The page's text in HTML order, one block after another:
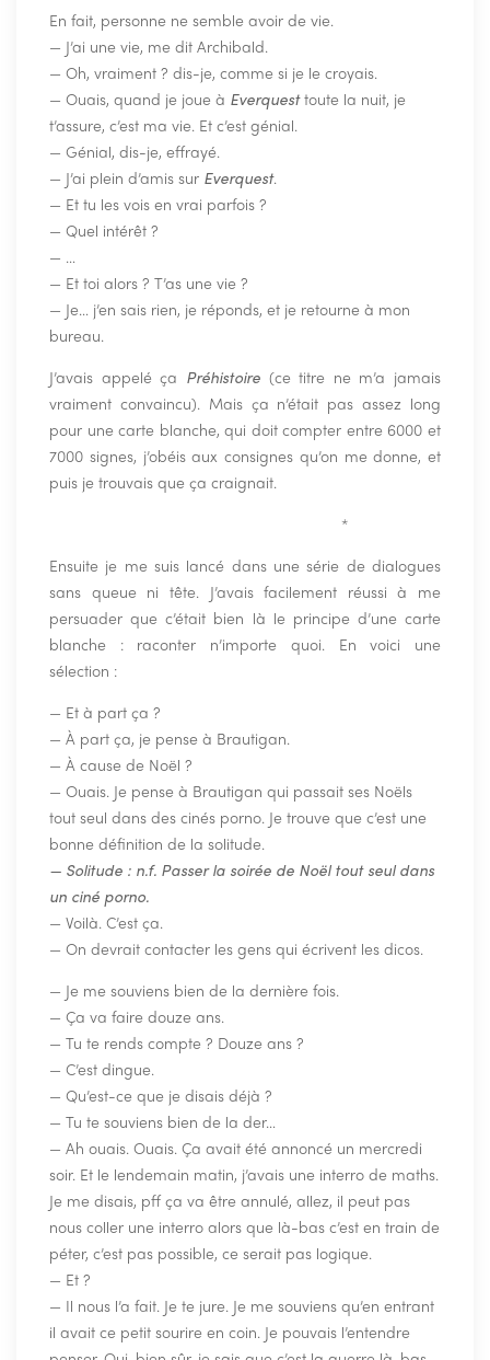
En fait, personne ne semble avoir de vie.
— J’ai une vie, me dit Archibald.
— Oh, vraiment ? dis-je, comme si je le croyais.
— Ouais, quand je joue à Everquesttoute la nuit, je
t’assure, c’est ma vie. Et c’est génial.
— Génial, dis-je, effrayé.
— J’ai plein d’amis sur Everquest.
— Et tu les vois en vrai parfois ?
— Quel intérêt ?
— …
— Et toi alors ? T’as une vie ?
— Je… j’en sais rien, je réponds, et je retourne à mon
bureau.
J’avais appelé ça Préhistoire(ce titre ne m’a jamais
vraiment convaincu). Mais ça n’était pas assez long
pour une carte blanche, qui doit compter entre 6000 et
7000 signes, j’obéis aux consignes qu’on me donne, et
puis je trouvais que ça craignait.
*
Ensuite je me suis lancé dans une série de dialogues
sans queue ni tête. J’avais facilement réussi à me
persuader que c’était bien là le principe d’une carte
blanche : raconter n’importe quoi. En voici une
sélection :
— Et à part ça ?
— À part ça, je pense à Brautigan.
— À cause de Noël ?
— Ouais. Je pense à Brautigan qui passait ses Noëls
tout seul dans des cinés porno. Je trouve que c’est une
bonne définition de la solitude.
— Solitude : n.f. Passer la soirée de Noël tout seul dans
un ciné porno.
— Voilà. C’est ça.
— On devrait contacter les gens qui écrivent les dicos.
— Je me souviens bien de la dernière fois.
— Ça va faire douze ans.
— Tu te rends compte ? Douze ans ?
— C’est dingue.
— Qu’est-ce que je disais déjà ?
— Tu te souviens bien de la der…
— Ah ouais. Ouais. Ça avait été annoncé un mercredi
soir. Et le lendemain matin, j’avais une interro de maths.
Je me disais, pff ça va être annulé, allez, il peut pas
nous coller une interro alors que là-bas c’est en train de
péter, c’est pas possible, ce serait pas logique.
— Et ?
— Il nous l’a fait. Je te jure. Je me souviens qu’en entrant
il avait ce petit sourire en coin. Je pouvais l’entendre